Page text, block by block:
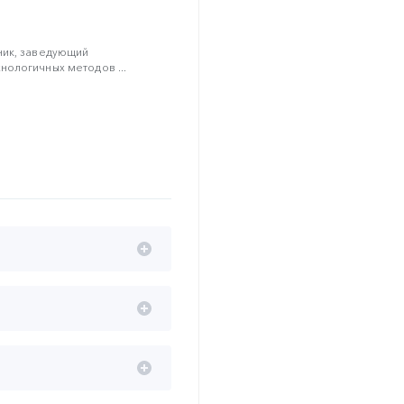
заведующий
методов ...